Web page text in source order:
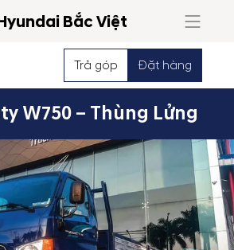
Bắc Việt
Trả góp Đặt hàng
W750 – Thùng Lửng